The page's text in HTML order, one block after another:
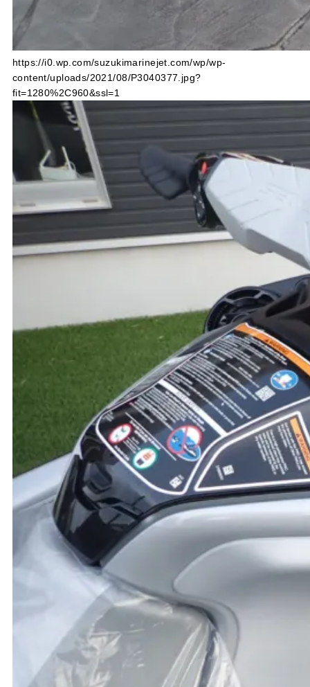
https://i0.wp.com/suzukimarinejet.com/wp/wp-
content/uploads/2021/08/P3040377.jpg?
fit=1280%2C960&ssl=1